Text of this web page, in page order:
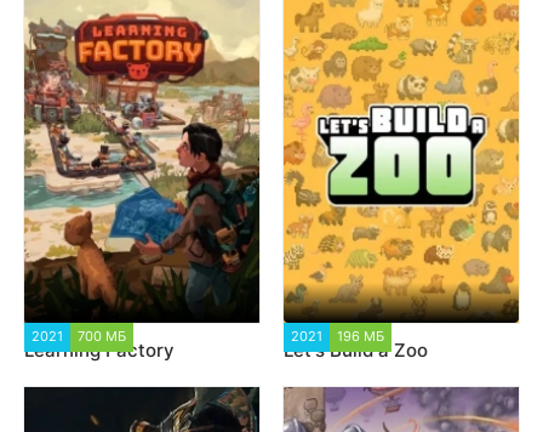
2021 700 МБ
Learning Factory
2021 196 МБ
Let's Build a Zoo